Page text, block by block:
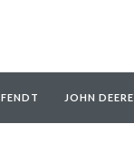
FENDT JOHN DEERE